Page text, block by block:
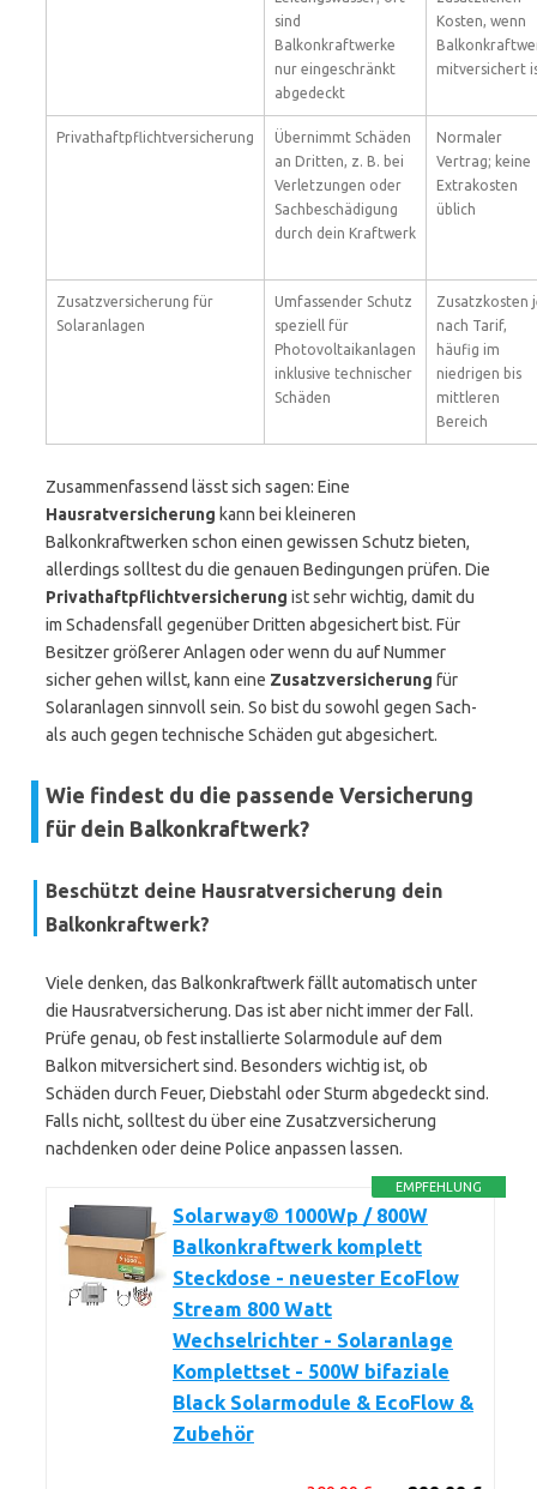
sind
Balkonkraftwerke
nur eingeschränkt
abgedeckt
Kosten, wenn
mitversichert
Privathaftpflichtversicherung
Übernimmt Schäden
an Dritten, z. B. bei
Verletzungen oder
Sachbeschädigung
durch dein Kraftwerk
Normaler
Vertrag; keine
Extrakosten
üblich
Zusatzversicherung für
Solaranlagen
Umfassender Schutz
speziell für
Photovoltaikanlagen
inklusive technischer
Schäden
Zusatzkosten
nach Tarif,
häufig im
niedrigen bis
mittleren
Bereich
Zusammenfassend lässt sich sagen: Eine
Hausratversicherung kann bei kleineren
Balkonkraftwerken schon einen gewissen Schutz bieten,
allerdings solltest du die genauen Bedingungen prüfen. Die
Privathaftpflichtversicherung ist sehr wichtig, damit du
im Schadensfall gegenüber Dritten abgesichert bist. Für
Besitzer größerer Anlagen oder wenn du auf Nummer
sicher gehen willst, kann eine Zusatzversicherung für
Solaranlagen sinnvoll sein. So bist du sowohl gegen Sach-
als auch gegen technische Schäden gut abgesichert.
Wie findest du die passende Versicherung
für dein Balkonkraftwerk?
Beschützt deine Hausratversicherung dein
Balkonkraftwerk?
Viele denken, das Balkonkraftwerk fällt automatisch unter
die Hausratversicherung. Das ist aber nicht immer der Fall.
Prüfe genau, ob fest installierte Solarmodule auf dem
Balkon mitversichert sind. Besonders wichtig ist, ob
Schäden durch Feuer, Diebstahl oder Sturm abgedeckt sind.
Falls nicht, solltest du über eine Zusatzversicherung
nachdenken oder deine Police anpassen lassen.
EMPFEHLUNG
Solarway® 1000Wp / 800W
Balkonkraftwerk komplett
Steckdose - neuester EcoFlow
Stream 800 Watt
Wechselrichter - Solaranlage
Komplettset - 500W bifaziale
Black Solarmodule & EcoFlow &
Zubehör